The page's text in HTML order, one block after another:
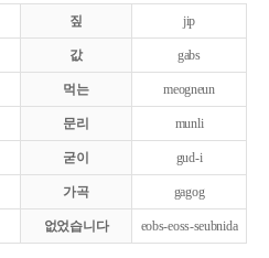
짚 jip
값 gabs
먹는 meogneun
문리 munli
굳이 gud-i
가곡 gagog
없었습니다 eobs-eoss-seubnida